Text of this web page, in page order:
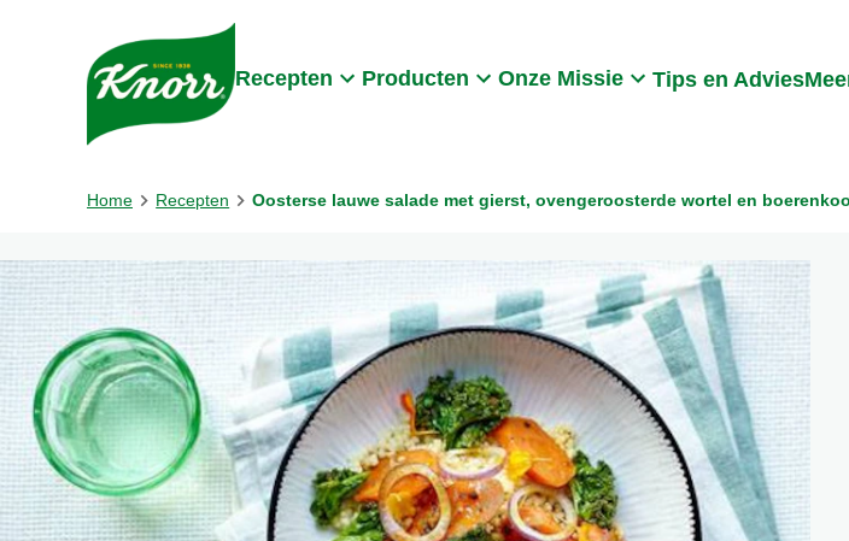
Skip to:
Recepten Producten Onze Missie Tips en Advies
Home Recepten Oosterse lauwe salade met gierst, ovengeroosterde wortel en